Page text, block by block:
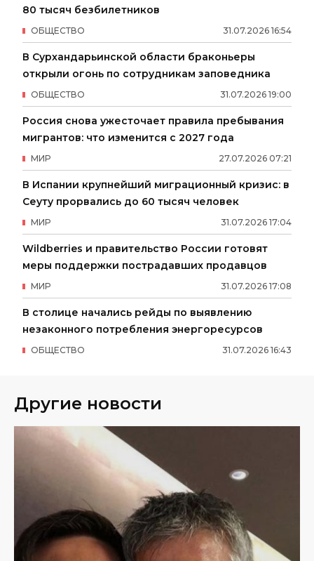
80 тысяч безбилетников
31.07.2026 16:54
ОБЩЕСТВО
В Сурхандарьинской области браконьеры
открыли огонь по сотрудникам заповедника
31.07.2026 19:00
ОБЩЕСТВО
Россия снова ужесточает правила пребывания
мигрантов: что изменится с 2027 года
27.07.2026 07:21
МИР
В Испании крупнейший миграционный кризис: в
Сеуту прорвались до 60 тысяч человек
31.07.2026 17:04
МИР
Wildberries и правительство России готовят
меры поддержки пострадавших продавцов
31.07.2026 17:08
МИР
В столице начались рейды по выявлению
незаконного потребления энергоресурсов
31.07.2026 16:43
ОБЩЕСТВО
Другие новости